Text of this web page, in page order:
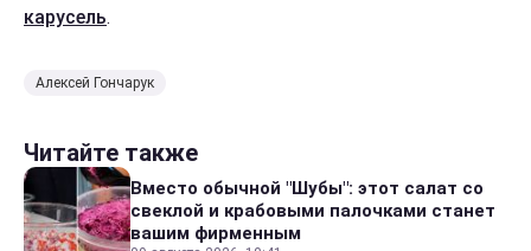
карусель.
Алексей Гончарук
Читайте также
Вместо обычной "Шубы": этот салат со
свеклой и крабовыми палочками станет
вашим фирменным